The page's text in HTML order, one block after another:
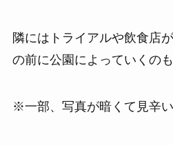
隣には トライアルや飲食店
の前に公園によっていくのも
※一部、写真が暗くて見辛い